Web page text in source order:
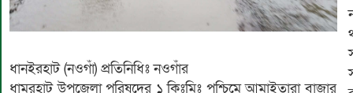
ধানইরহাট (নওগাঁ) প্রতিনিধিঃ নওগাঁর
ধামরহাট উপজেলা পরিষদের ১ কিঃমিঃ পশ্চিমে আমাইতারা বাজার